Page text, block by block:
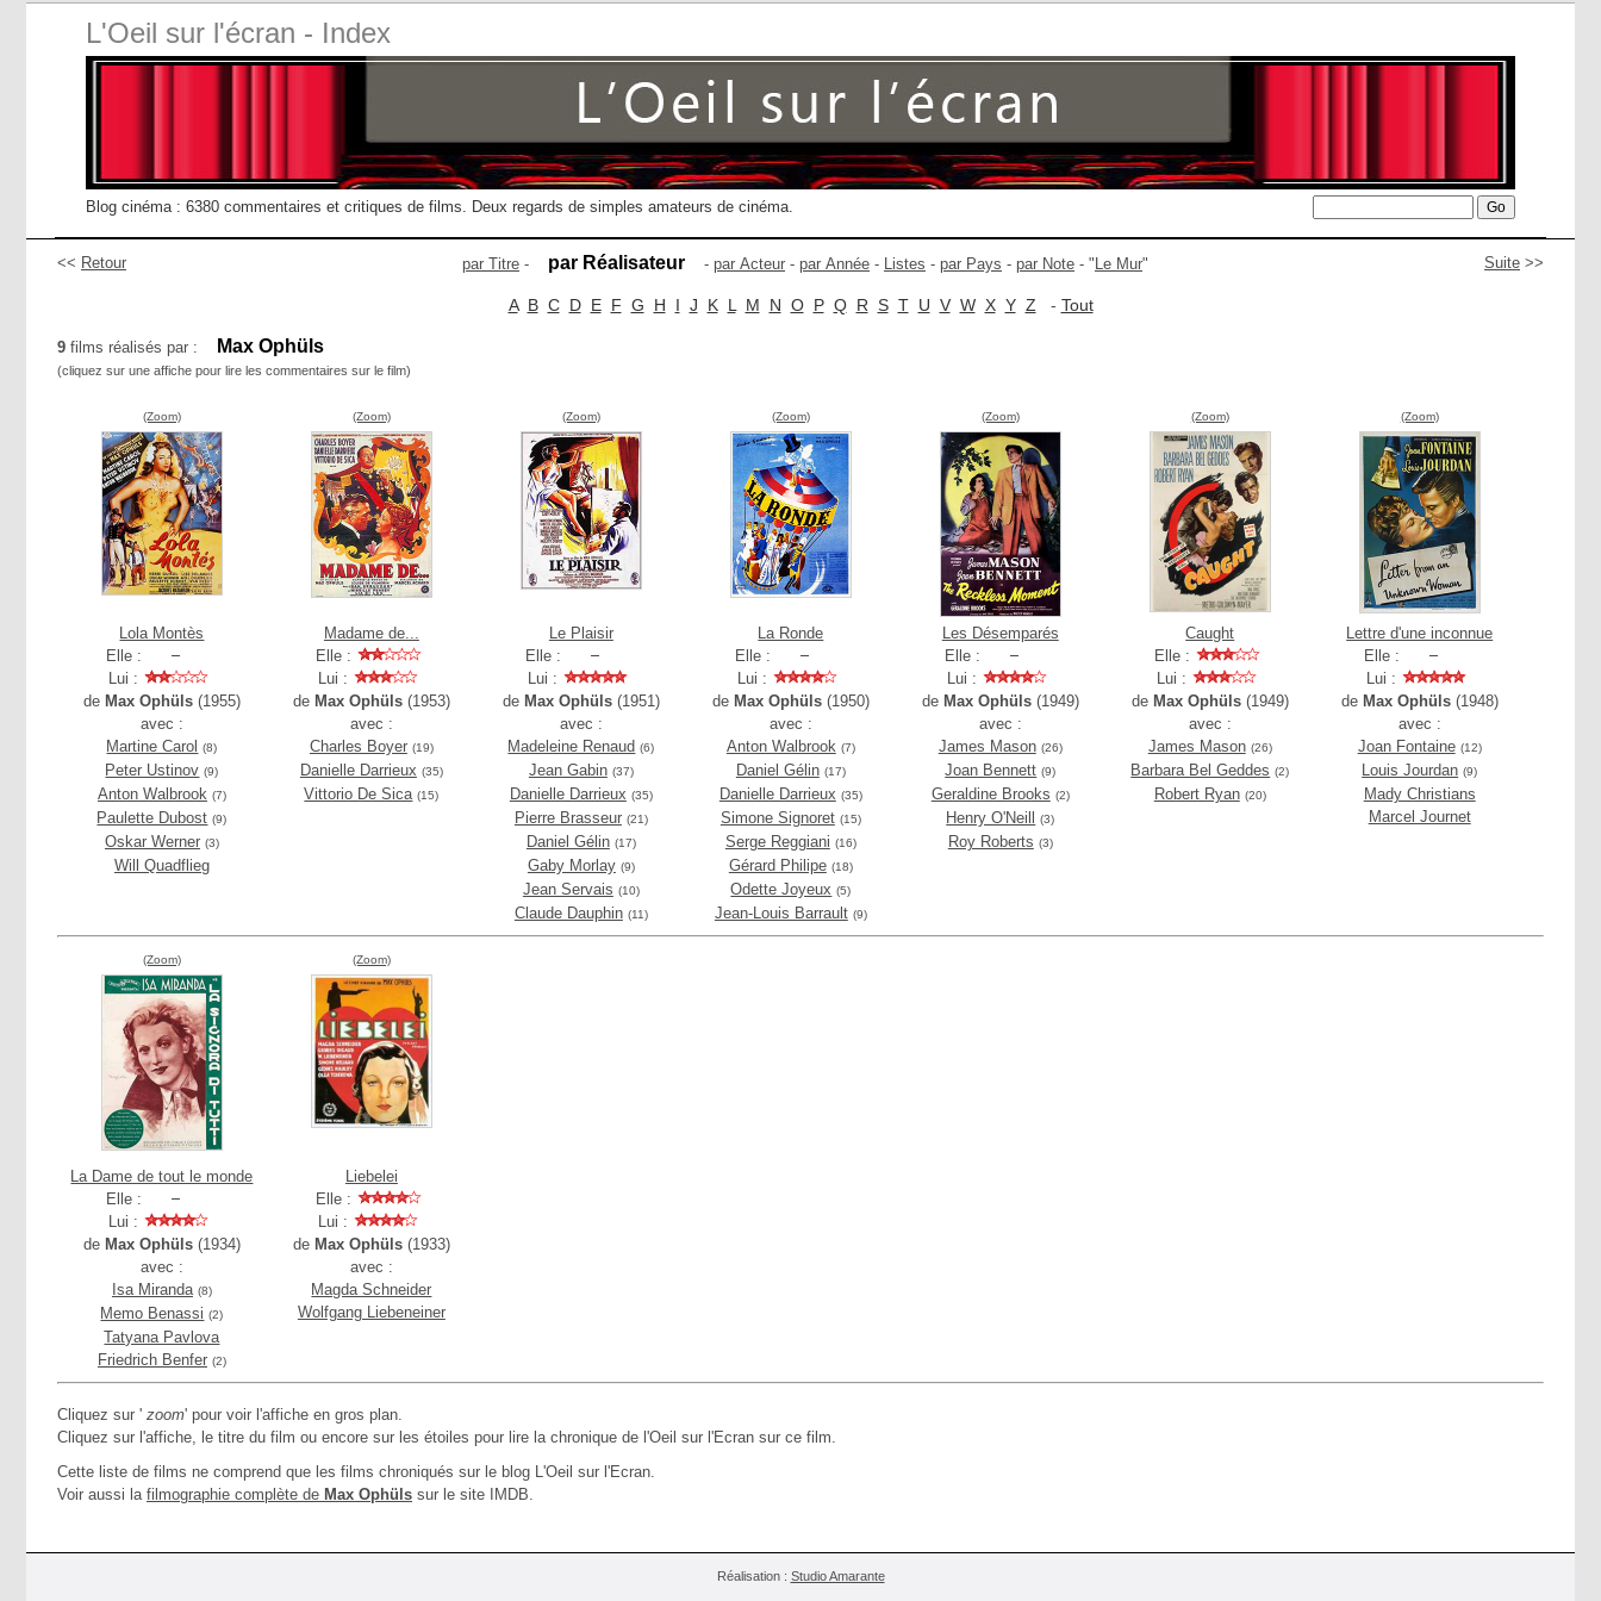
L'Oeil sur l'écran - Index
Blog cinéma : 6380 commentaires et critiques de films. Deux regards de simples amateurs de cinéma.
<< Retour Suite >>
par Titre - par Réalisateur - par Acteur - par Année - Listes - par Pays - par Note - " Le Mur"
A B C D E F G H I J K L M N O P Q R S T U V W X Y Z - Tout
9 films réalisés par : Max Ophüls
(cliquez sur une affiche pour lire les commentaires sur le film)
(Zoom)
Lola Montès
Elle :
Lui :
de Max Ophüls(1955)
avec :
Martine Carol
(8)
Peter Ustinov (9)
Anton Walbrook (7)
Paulette Dubost (9)
Oskar Werner (3)
Will Quadflieg
(Zoom)
Madame de...
Elle :
Lui :
de Max Ophüls(1953)
avec :
Charles Boyer (19)
Danielle Darrieux (35)
Vittorio De Sica (15)
(Zoom)
Le Plaisir
Elle :
Lui :
de Max Ophüls(1951)
avec :
Madeleine Renaud (6)
Jean Gabin (37)
Danielle Darrieux (35)
Pierre Brasseur (21)
Daniel Gélin (17)
Gaby Morlay (9)
Jean Servais (10)
Claude Dauphin (11)
(Zoom)
La Ronde
Elle :
Lui :
de Max Ophüls(1950)
avec :
Anton Walbrook (7)
Daniel Gélin (17)
Danielle Darrieux (35)
Simone Signoret (15)
Serge Reggiani (16)
Gérard Philipe (18)
Odette Joyeux (5)
Jean-Louis Barrault (9)
(Zoom)
Les Désemparés
Elle :
Lui :
de Max Ophüls(1949)
avec :
James Mason (26)
Joan Bennett (9)
Geraldine Brooks (2)
Henry O'Neill (3)
Roy Roberts (3)
(Zoom)
Caught
Elle :
Lui :
de Max Ophüls(1949)
avec :
James Mason (26)
Barbara Bel Geddes (2)
Robert Ryan (20)
(Zoom)
Lettre d'une inconnue
Elle :
Lui :
de Max Ophüls(1948)
avec :
Joan Fontaine (12)
Louis Jourdan (9)
Mady Christians
Marcel Journet
(Zoom)
La Dame de tout le monde
Elle :
Lui :
de Max Ophüls(1934)
avec :
Isa Miranda (8)
Memo Benassi (2)
Tatyana Pavlova
Friedrich Benfer (2)
(Zoom)
Liebelei
Elle :
Lui :
de Max Ophüls(1933)
avec :
Magda Schneider
Wolfgang Liebeneiner
Cliquez sur ' zoom' pour voir l'affiche en gros plan.
Cliquez sur l'affiche, le titre du film ou encore sur les étoiles pour lire la chronique de l'Oeil sur l'Ecran sur ce film.
Cette liste de films ne comprend que les films chroniqués sur le blog L'Oeil sur l'Ecran.
Voir aussi la filmographie complète de Max Ophüls sur le site IMDB.
Réalisation : Studio Amarante